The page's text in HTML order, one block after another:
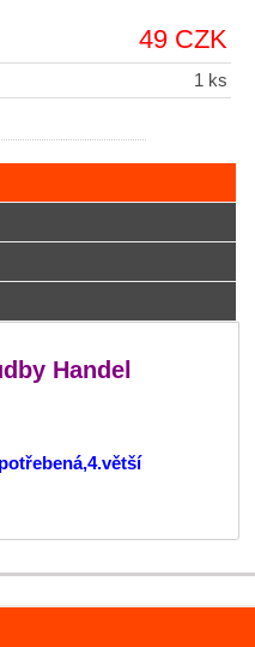
49 CZK
1 ks
Handel